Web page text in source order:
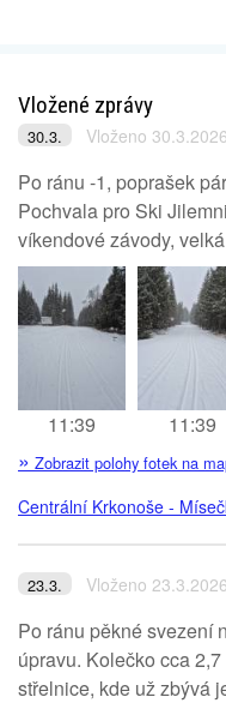
Vložené zprávy
30.3. Vloženo
Po ránu -1, poprašek
Pochvala pro Ski
víkendové závody,
11:39 11:39
» Zobrazit polohy fotek na
Centrální Krkonoše -
23.3. Vloženo
Po ránu pěkné svezení
úpravu. Kolečko cca
střelnice, kde už zbývá